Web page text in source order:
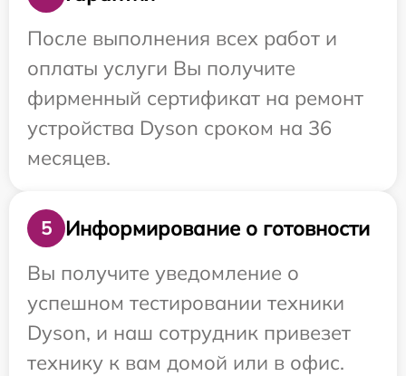
После выполнения всех работ и
оплаты услуги Вы получите
фирменный сертификат на ремонт
устройства Dyson сроком на 36
месяцев.
5
Информирование о готовности
Вы получите уведомление о
успешном тестировании техники
Dyson, и наш сотрудник привезет
технику к вам домой или в офис.